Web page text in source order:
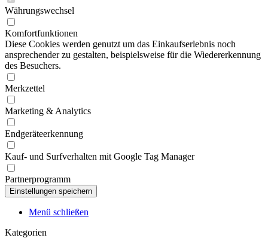
Währungswechsel
Komfortfunktionen
Diese Cookies werden genutzt um das Einkaufserlebnis noch
ansprechender zu gestalten, beispielsweise für die Wiedererkennung
des Besuchers.
Merkzettel
Marketing & Analytics
Endgeräteerkennung
Kauf- und Surfverhalten mit Google Tag Manager
Partnerprogramm
Menü schließen
Kategorien